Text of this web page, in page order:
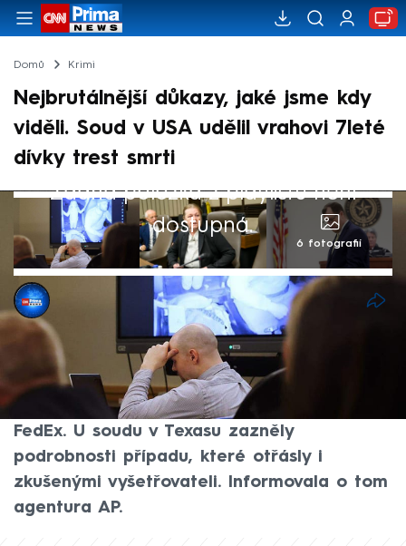
Domů Krimi
Nejbrutálnější důkazy, jaké jsme kdy
viděli. Soud v USA udělil vrahovi 7leté
dívky trest smrti
Žádná položka z playlistu není
dostupná.
6 fotografií
Emily Maurerová
8. kvě 2026, 22:42
Trest smrti za vraždu sedmileté dívky ve
Spojených státech si vyslechl Tanner
Horner, bývalý řidič přepravní společnosti
FedEx. U soudu v Texasu zazněly
podrobnosti případu, které otřásly i
zkušenými vyšetřovateli. Informovala o tom
agentura AP.